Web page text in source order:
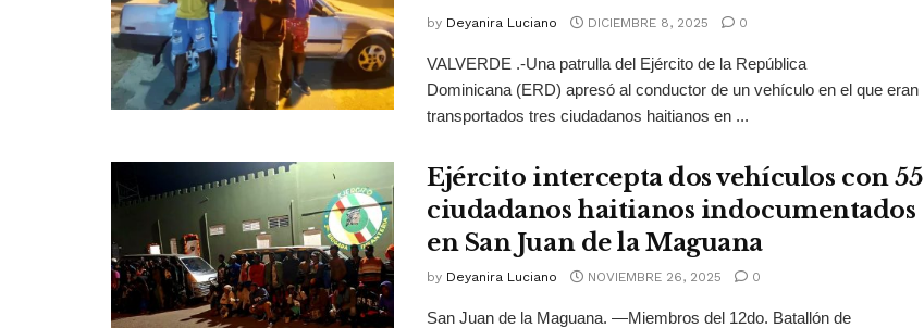
by Deyanira Luciano DICIEMBRE 8, 2025 0
VALVERDE .-Una patrulla del Ejército de la República
Dominicana (ERD) apresó al conductor de un vehículo en el que eran
transportados tres ciudadanos haitianos en ...
Ejército intercepta dos vehículos con 55
ciudadanos haitianos indocumentados
en San Juan de la Maguana
by Deyanira Luciano NOVIEMBRE 26, 2025 0
San Juan de la Maguana. —Miembros del 12do. Batallón de